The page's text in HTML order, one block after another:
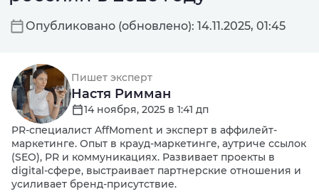
Опубликовано (обновлено): 14.11.2025, 01:45
Пишет эксперт
Настя Римман
14 ноября, 2025 в 1:41 дп
PR-специалист AffMoment и эксперт в аффилейт-
маркетинге. Опыт в крауд-маркетинге, аутриче ссылок
(SEO), PR и коммуникациях. Развивает проекты в
digital-сфере, выстраивает партнерские отношения и
усиливает бренд-присутствие.